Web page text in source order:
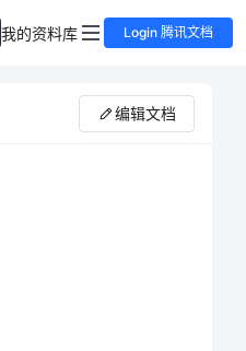
我的资料库 Login 腾讯文档
编辑文档